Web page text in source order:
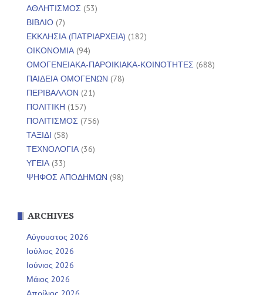
ΑΘΛΗΤΙΣΜΟΣ (53)
ΒΙΒΛΙΟ (7)
ΕΚΚΛΗΣΙΑ (ΠΑΤΡΙΑΡΧΕΙΑ) (182)
ΟΙΚΟΝΟΜΙΑ(94)
ΟΜΟΓΕΝΕΙΑΚΑ-ΠΑΡΟΙΚΙΑΚΑ-ΚΟΙΝΟΤΗΤΕΣ (688)
ΠΑΙΔΕΙΑ ΟΜΟΓΕΝΩΝ (78)
ΠΕΡΙΒΑΛΛΟΝ (21)
ΠΟΛΙΤΙΚΗ (157)
ΠΟΛΙΤΙΣΜΟΣ (756)
ΤΑΞΙΔΙ (58)
ΤΕΧΝΟΛΟΓΙΑ(36)
ΥΓΕΙΑ(33)
ΨΗΦΟΣ ΑΠΟΔΗΜΩΝ (98)
ARCHIVES
Αύγουστος 2026
Ιούλιος 2026
Ιούνιος 2026
Μάιος 2026